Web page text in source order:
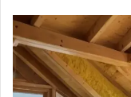
Утепление
чердака
минватой
в
деревянном